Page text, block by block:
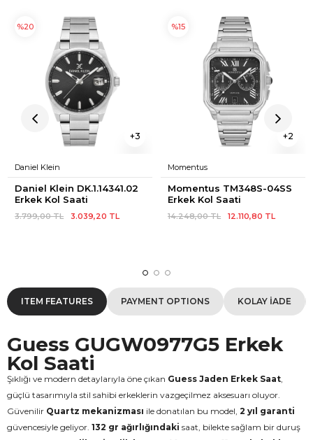
3
Daniel Klein
Daniel Klein DK.1.14341.02
Erkek Kol Saati
3.039,20 TL
3.799,00 TL
%20
2
Momentus
Momentus TM348S-04SS
Erkek Kol Saati
12.110,80 TL
14.248,00 TL
%15
ITEM FEATURES PAYMENT OPTIONS KOLAY İADE
Guess GUGW0977G5 Erkek
Kol Saati
Şıklığı ve modern detaylarıyla öne çıkan Guess Jaden Erkek Saat
güçlü tasarımıyla stil sahibi erkeklerin vazgeçilmez aksesuarı oluyor.
Güvenilir Quartz mekanizması ile donatılan bu model, 2 yıl garanti
güvencesiyle geliyor. 132 gr ağırlığındaki saat, bilekte sağlam bir duruş